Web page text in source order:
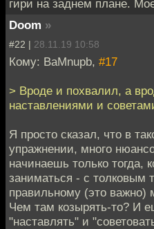
гири на заднем плане.
Doom »
#22 | 28.11.19 10:58
Кому: BaMnupb, #17
> Вроде и похвалил, а
наставлениями и
Я просто сказал, что в
упражнении, много
начинаешь только тогда,
заниматься - с толковым
правильному (это важно)
Чем там козырять-то? И
"наставлять" и